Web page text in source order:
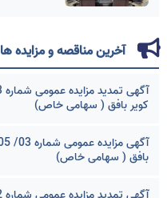
آخرین مناقصه و مزایده ها
کویر بافق ( سهامی خاص)
بافق ( سهامی خاص)